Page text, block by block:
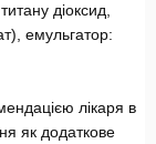
діоксид,
емульгатор:
лікаря в
як додаткове